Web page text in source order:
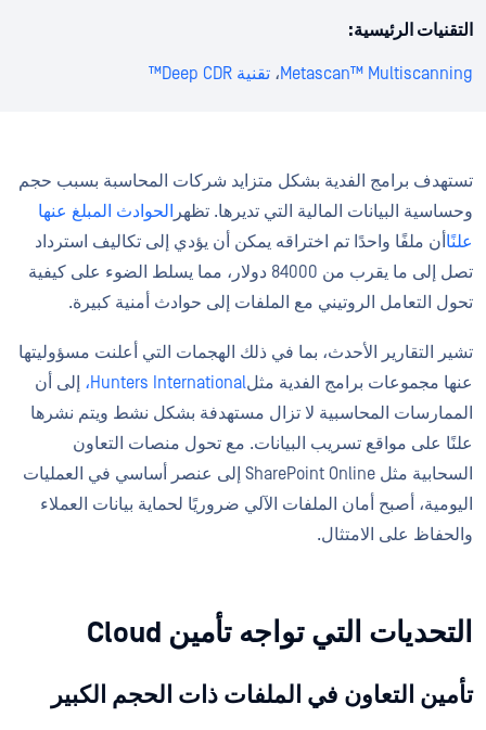
التقنيات الرئيسية:
Metascan™ Multiscanning، تقنية Deep CDR™
تستهدف برامج الفدية بشكل متزايد شركات المحاسبة بسبب حجم
وحساسية البيانات المالية التي تديرها. تظهر الحوادث المبلغ عنها
علنًا أن ملفًا واحدًا تم اختراقه يمكن أن يؤدي إلى تكاليف استرداد
تصل إلى ما يقرب من 84000 دولار، مما يسلط الضوء على كيفية
تحول التعامل الروتيني مع الملفات إلى حوادث أمنية كبيرة.
تشير التقارير الأحدث، بما في ذلك الهجمات التي أعلنت مسؤوليتها
عنها مجموعات برامج الفدية مثلHunters International،
إلى أن
الممارسات المحاسبية لا تزال مستهدفة بشكل نشط ويتم نشرها
علنًا على مواقع تسريب البيانات. مع تحول منصات التعاون
السحابية مثل SharePoint Online إلى عنصر أساسي في العمليات
اليومية، أصبح أمان الملفات الآلي ضروريًا لحماية بيانات العملاء
والحفاظ على الامتثال.
التحديات التي تواجه تأمين Cloud
تأمين التعاون في الملفات ذات الحجم الكبير